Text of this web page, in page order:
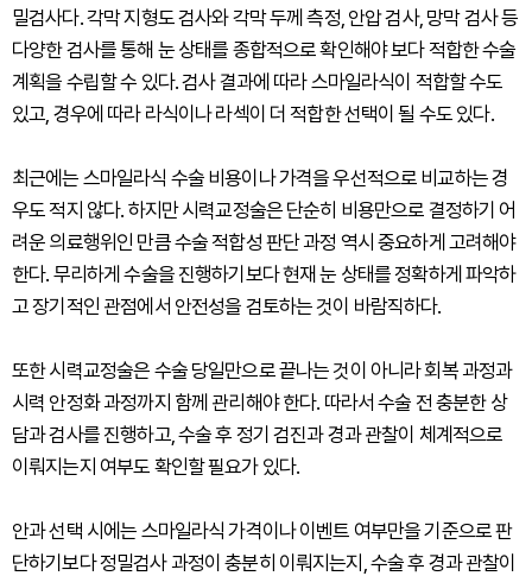
밀검사다. 각막 지형도 검사와 각막 두께 측정, 안압 검사, 망막 검사 등
다양한 검사를 통해 눈 상태를 종합적으로 확인해야 보다 적합한 수술
계획을 수립할 수 있다. 검사 결과에 따라 스마일라식이 적합할 수도
있고, 경우에 따라 라식이나 라섹이 더 적합한 선택이 될 수도 있다.
최근에는 스마일라식 수술 비용이나 가격을 우선적으로 비교하는 경
우도 적지 않다. 하지만 시력교정술은 단순히 비용만으로 결정하기 어
려운 의료행위인 만큼 수술 적합성 판단 과정 역시 중요하게 고려해야
한다. 무리하게 수술을 진행하기보다 현재 눈 상태를 정확하게 파악하
고 장기적인 관점에서 안전성을 검토하는 것이 바람직하다.
또한 시력교정술은 수술 당일만으로 끝나는 것이 아니라 회복 과정과
시력 안정화 과정까지 함께 관리해야 한다. 따라서 수술 전 충분한 상
담과 검사를 진행하고, 수술 후 정기 검진과 경과 관찰이 체계적으로
이뤄지는지 여부도 확인할 필요가 있다.
안과 선택 시에는 스마일라식 가격이나 이벤트 여부만을 기준으로 판
단하기보다 정밀검사 과정이 충분히 이뤄지는지, 수술 후 경과 관찰이